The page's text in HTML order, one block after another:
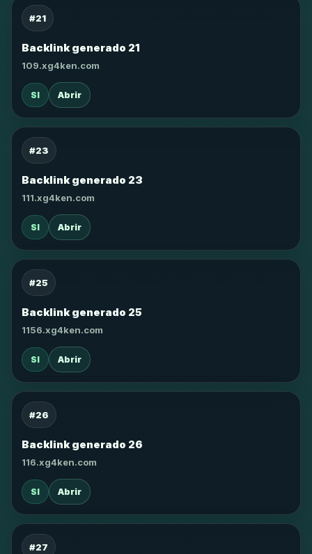
#21
Backlink generado 21
109.xg4ken.com
SI Abrir
#23
Backlink generado 23
111.xg4ken.com
SI Abrir
#25
Backlink generado 25
1156.xg4ken.com
SI Abrir
#26
Backlink generado 26
116.xg4ken.com
SI Abrir
#27